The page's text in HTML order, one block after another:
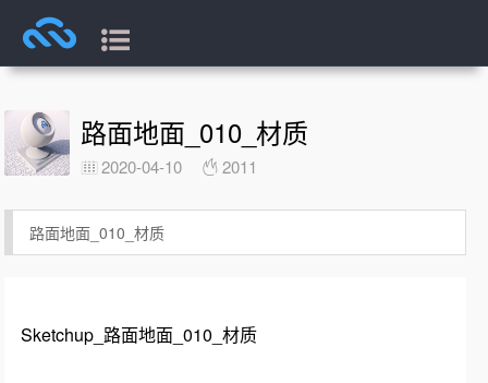
路面地面_010_材质
2020-04-10 2011
路面地面_010_材质
Sketchup_路面地面_010_材质